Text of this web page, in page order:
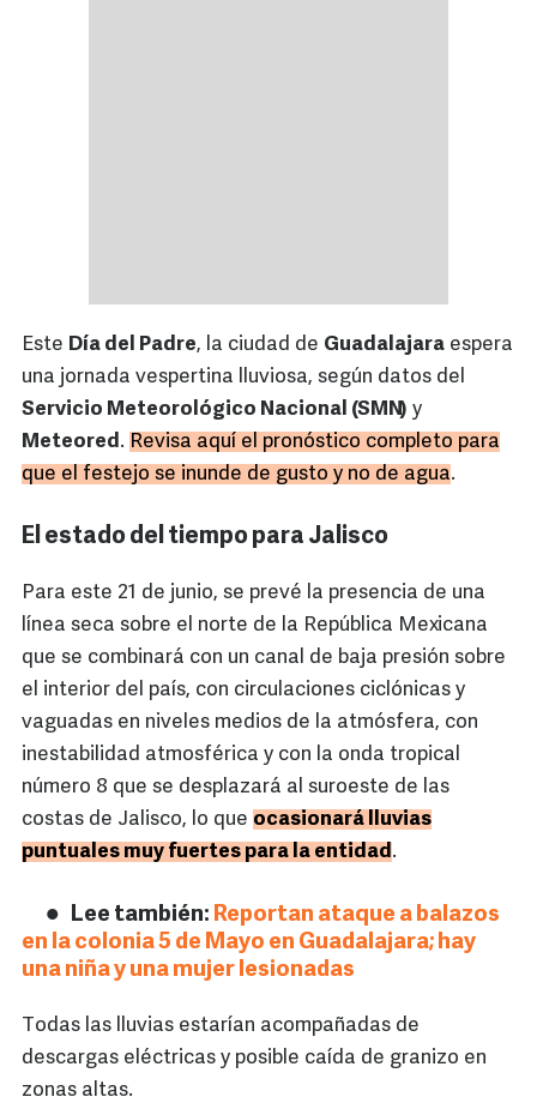
Este Día del Padre, la ciudad de Guadalajara espera
una jornada vespertina lluviosa, según datos del
Servicio Meteorológico Nacional (SMN) y
Meteored. Revisa aquí el pronóstico completo para
que el festejo se inunde de gusto y no de agua.
El estado del tiempo para Jalisco
Para este 21 de junio, se prevé la presencia de una
línea seca sobre el norte de la República Mexicana
que se combinará con un canal de baja presión sobre
el interior del país, con circulaciones ciclónicas y
vaguadas en niveles medios de la atmósfera, con
inestabilidad atmosférica y con la onda tropical
número 8 que se desplazará al suroeste de las
costas de Jalisco, lo que ocasionará lluvias
puntuales muy fuertes para la entidad.
Lee también: Reportan ataque a balazos
en la colonia 5 de Mayo en Guadalajara; hay
una niña y una mujer lesionadas
Todas las lluvias estarían acompañadas de
descargas eléctricas y posible caída de granizo en
zonas altas.